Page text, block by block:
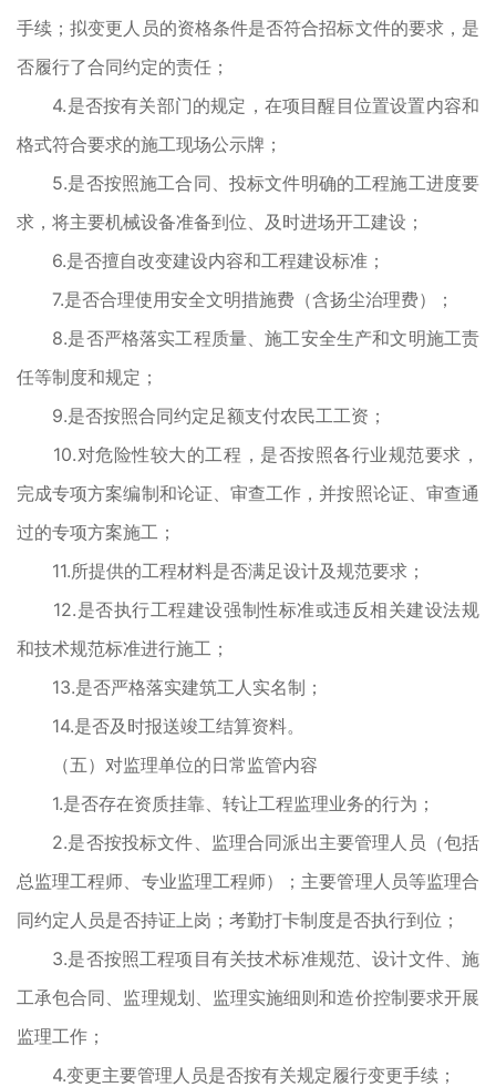
手续；拟变更人员的资格条件是否符合招标文件的要求，是
否履行了合同约定的责任；
4.是否按有关部门的规定，在项目醒目位置设置内容和
格式符合要求的施工现场公示牌；
5.是否按照施工合同、投标文件明确的工程施工进度要
求，将主要机械设备准备到位、及时进场开工建设；
6.是否擅自改变建设内容和工程建设标准；
7.是否合理使用安全文明措施费（含扬尘治理费）；
8.是否严格落实工程质量、施工安全生产和文明施工责
任等制度和规定；
9.是否按照合同约定足额支付农民工工资；
10.对危险性较大的工程，是否按照各行业规范要求，
完成专项方案编制和论证、审查工作，并按照论证、审查通
过的专项方案施工；
11.所提供的工程材料是否满足设计及规范要求；
12.是否执行工程建设强制性标准或违反相关建设法规
和技术规范标准进行施工；
13.是否严格落实建筑工人实名制；
14.是否及时报送竣工结算资料。
（五）对监理单位的日常监管内容
1.是否存在资质挂靠、转让工程监理业务的行为；
2.是否按投标文件、监理合同派出主要管理人员（包括
总监理工程师、专业监理工程师）；主要管理人员等监理合
同约定人员是否持证上岗；考勤打卡制度是否执行到位；
3.是否按照工程项目有关技术标准规范、设计文件、施
工承包合同、监理规划、监理实施细则和造价控制要求开展
监理工作；
4.变更主要管理人员是否按有关规定履行变更手续；